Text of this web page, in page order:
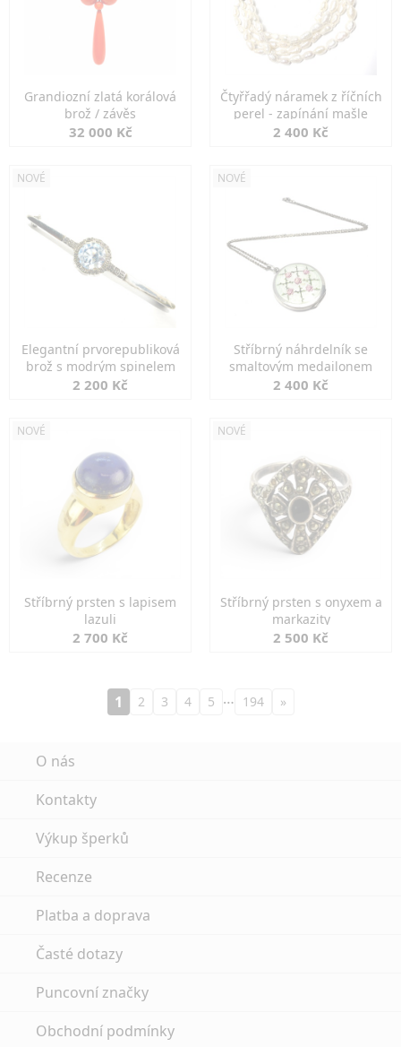
Grandiozní zlatá korálová
brož / závěs
32 000 Kč
Čtyřřadý náramek z říčních
perel - zapínání mašle
2 400 Kč
NOVÉ
Elegantní prvorepubliková
brož s modrým spinelem
2 200 Kč
NOVÉ
Stříbrný náhrdelník se
smaltovým medailonem
2 400 Kč
NOVÉ
Stříbrný prsten s lapisem
lazuli
2 700 Kč
NOVÉ
Stříbrný prsten s onyxem a
markazity
2 500 Kč
1 2 3 4 5 … 194 »
O nás
Kontakty
Výkup šperků
Recenze
Platba a doprava
Časté dotazy
Puncovní značky
Obchodní podmínky